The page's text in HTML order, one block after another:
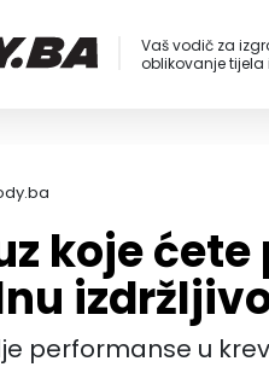
Vaš vodič za
oblikovanje tijela
koje
performanse u